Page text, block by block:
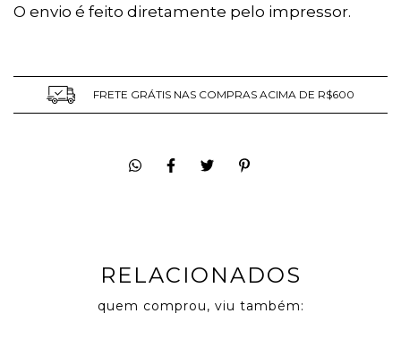
O envio é feito diretamente pelo impressor.
FRETE GRÁTIS NAS COMPRAS ACIMA DE R$600
RELACIONADOS
quem comprou, viu também: